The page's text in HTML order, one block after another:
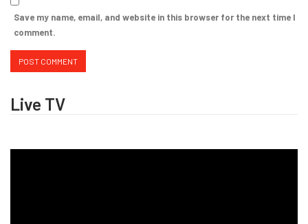
Save my name, email, and website in this browser for the next time I
comment.
Live TV